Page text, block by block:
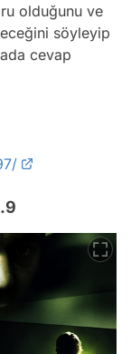
olduğunu ve
söyleyip
cevap